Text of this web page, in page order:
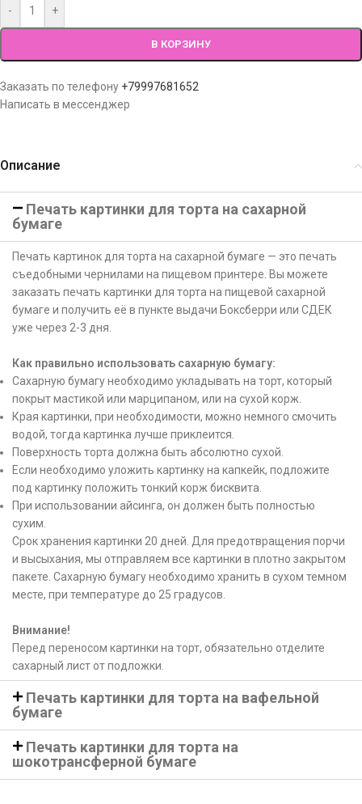
- +
В КОРЗИНУ
Заказать по телефону +79997681652
Написать в мессенджер
Описание
Печать картинки для торта на сахарной
бумаге
Печать картинок для торта на сахарной бумаге — это печать
съедобными чернилами на пищевом принтере. Вы можете
заказать печать картинки для торта на пищевой сахарной
бумаге и получить её в пункте выдачи Боксберри или СДЕК
уже через 2-3 дня.
Как правильно использовать сахарную бумагу:
Сахарную бумагу необходимо укладывать на торт, который
покрыт мастикой или марципаном, или на сухой корж.
Края картинки, при необходимости, можно немного смочить
водой, тогда картинка лучше приклеится.
Поверхность торта должна быть абсолютно сухой.
Если необходимо уложить картинку на капкейк, подложите
под картинку положить тонкий корж бисквита.
При использовании айсинга, он должен быть полностью
сухим.
Срок хранения картинки 20 дней. Для предотвращения порчи
и высыхания, мы отправляем все картинки в плотно закрытом
пакете. Сахарную бумагу необходимо хранить в сухом темном
месте, при температуре до 25 градусов.
Внимание!
Перед переносом картинки на торт, обязательно отделите
сахарный лист от подложки.
Печать картинки для торта на вафельной
бумаге
Печать картинки для торта на
шокотрансферной бумаге